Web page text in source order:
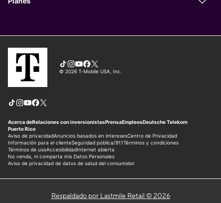
Respaldado por Lastmile Retail © 2026